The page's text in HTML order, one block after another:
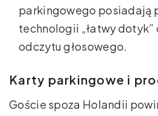
parkingowego posiadają
technologii „łatwy dotyk”
odczytu głosowego.
Karty parkingowe i
Goście spoza Holandii